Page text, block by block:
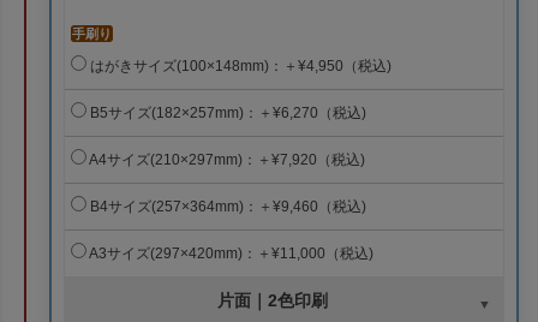
手刷り
はがきサイズ(100×148mm)：＋¥4,950（税込)
B5サイズ(182×257mm)：＋¥6,270（税込)
A4サイズ(210×297mm)：＋¥7,920（税込)
B4サイズ(257×364mm)：＋¥9,460（税込)
A3サイズ(297×420mm)：＋¥11,000（税込)
片面｜2色印刷